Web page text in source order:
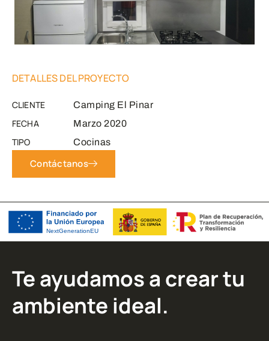
DETALLES DEL PROYECTO
CLIENTE Camping El Pinar
FECHA Marzo 2020
TIPO Cocinas
Contáctanos
Te ayudamos a crear tu
ambiente ideal.